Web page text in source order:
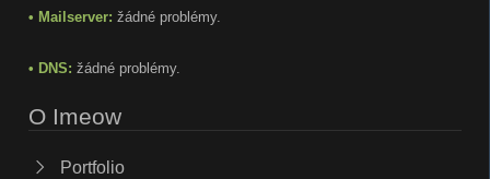
• Mailserver: žádné problémy.
• DNS: žádné problémy.
O Imeow
Portfolio